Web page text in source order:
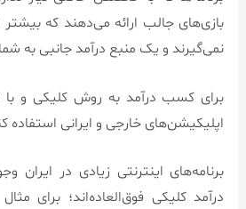
بازی‌های جالب ارائه می‌دهند که بیشتر
نمی‌گیرند و یک منبع درآمد جانبی به
برای کسب درآمد به روش کلیکی و با
اپلیکیشن‌های خارجی و ایرانی استفاده
برنامه‌های اینترنتی زیادی در ایران
درآمد کلیکی فوق‌العاده‌اند؛ برای